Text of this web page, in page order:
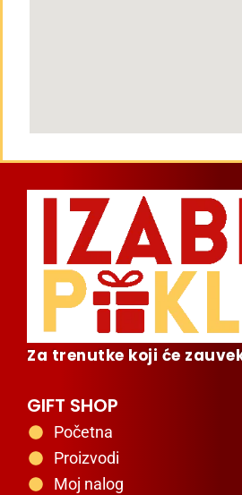
Za trenutke koji će
GIFT SHOP
Početna
Proizvodi
Moj nalog